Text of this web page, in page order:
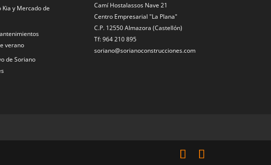
y Mercado de
verano
de Soriano
Camí Hostalassos Nave 21
Centro Empresarial "La Plana"
C.P. 12550 Almazora (Castellón)
Tf: 964 210 895
soriano@sorianoconstrucciones.com